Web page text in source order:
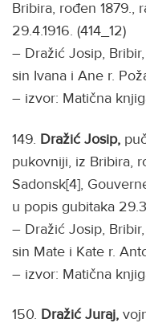
Bribira, rođen 1879.,
29.4.1916. (414_12)
– Dražić Josip, Bribir,
sin Ivana i Ane r.
– izvor: Matična
149. Dražić Josip,
pukovniji, iz Bribira,
Sadonsk[4],
u popis gubitaka
– Dražić Josip,
sin Mate i Kate r.
– izvor: Matična
150. Dražić Juraj,